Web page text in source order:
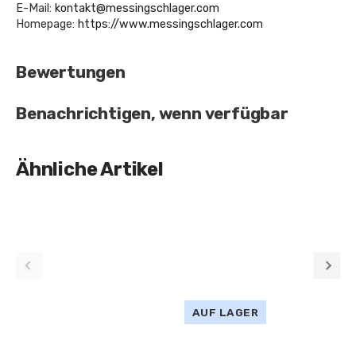
E-Mail: kontakt@messingschlager.com
Homepage: https://www.messingschlager.com
Bewertungen
Benachrichtigen, wenn verfügbar
Ähnliche Artikel
AUF LAGER